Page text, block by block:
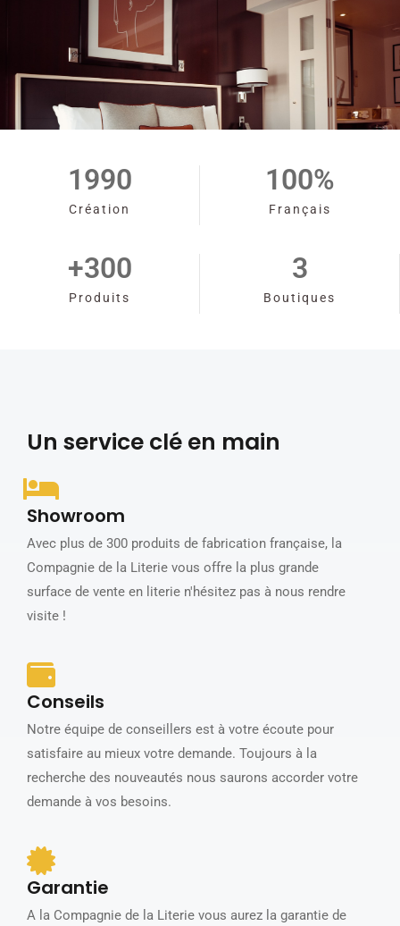
Création
1990
Français
100%
Produits
+300
Boutiques
3
Un service clé en main
Showroom
Avec plus de 300 produits de fabrication française, la
Compagnie de la Literie vous offre la plus grande
surface de vente en literie n'hésitez pas à nous rendre
visite !
Conseils
Notre équipe de conseillers est à votre écoute pour
satisfaire au mieux votre demande. Toujours à la
recherche des nouveautés nous saurons accorder votre
demande à vos besoins.
Garantie
A la Compagnie de la Literie vous aurez la garantie de